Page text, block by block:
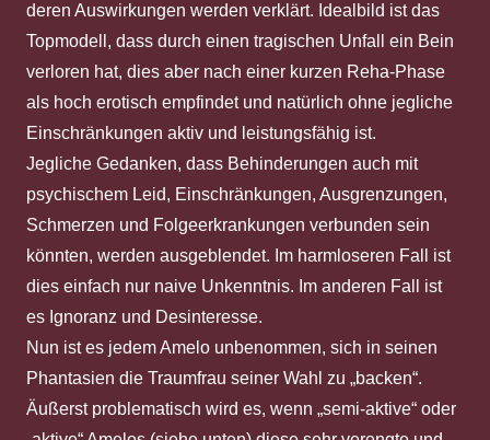
deren Auswirkungen werden verklärt. Idealbild ist das
Topmodell, dass durch einen tragischen Unfall ein Bein
verloren hat, dies aber nach einer kurzen Reha-Phase
als hoch erotisch empfindet und natürlich ohne jegliche
Einschränkungen aktiv und leistungsfähig ist.
Jegliche Gedanken, dass Behinderungen auch mit
psychischem Leid, Einschränkungen, Ausgrenzungen,
Schmerzen und Folgeerkrankungen verbunden sein
könnten, werden ausgeblendet. Im harmloseren Fall ist
dies einfach nur naive Unkenntnis. Im anderen Fall ist
es Ignoranz und Desinteresse.
Nun ist es jedem Amelo unbenommen, sich in seinen
Phantasien die Traumfrau seiner Wahl zu „backen“.
Äußerst problematisch wird es, wenn „semi-aktive“ oder